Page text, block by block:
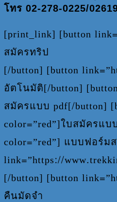
โทร 02-278-0225/
[print_link] [button
สมัครทริป
[/button] [button
อัตโนมัติ[/button]
สมัครแบบ pdf[/button]
color=”red”]ใบสมัครแบ
color=”red”] แบบฟอร์
link=”https://
[/button] [button
คืนมัดจำ